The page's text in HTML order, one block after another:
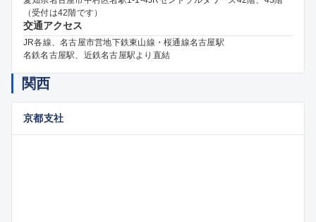
（受付は42階です）
交通アクセス
JR各線、名古屋市営地下鉄東山線・桜通線名古屋駅
名鉄名古屋駅、近鉄名古屋駅より直結
関西
京都支社